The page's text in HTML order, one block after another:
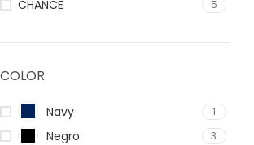
CHANCE 5
COLOR
Navy 1
Negro 3